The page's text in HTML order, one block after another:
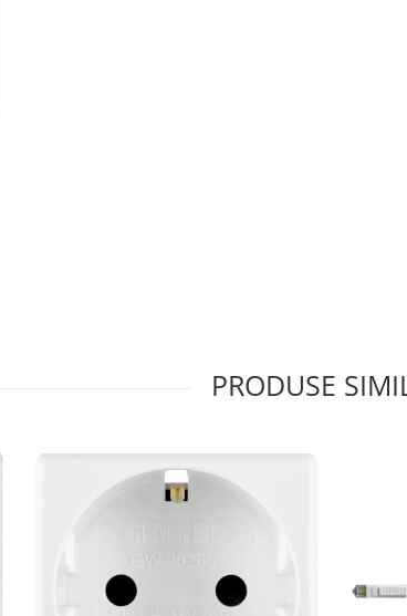
PRODUSE